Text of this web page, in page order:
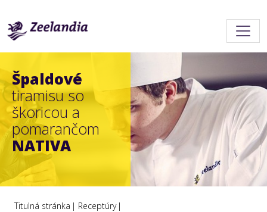
Špaldové
tiramisu so
škoricou a
pomarančom
NATIVA
Titulná stránka
Receptúry